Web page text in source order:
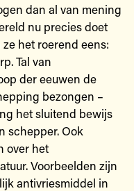
dan al van mening
nu precies doet
het roerend eens:
Tal van
der eeuwen de
bezongen –
het sluitend bewijs
schepper. Ook
over het
Voorbeelden zijn
antivriesmiddel in